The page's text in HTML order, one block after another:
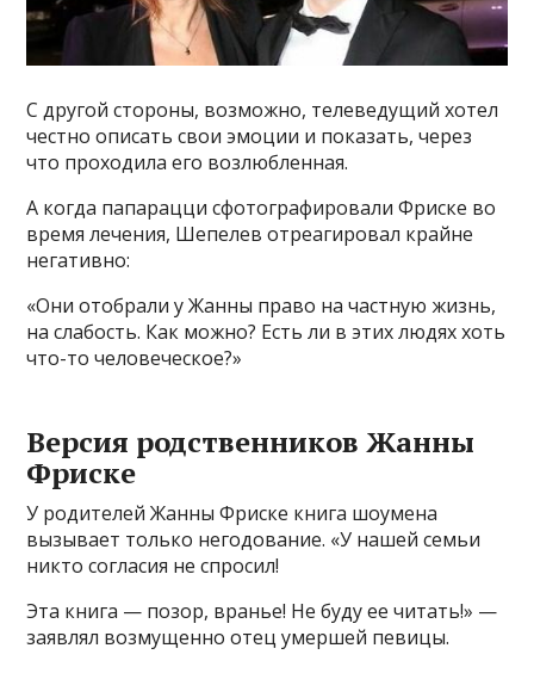
С другой стороны, возможно, телеведущий хотел
честно описать свои эмоции и показать, через
что проходила его возлюбленная.
А когда папарацци сфотографировали Фриске во
время лечения, Шепелев отреагировал крайне
негативно:
«Они отобрали у Жанны право на частную жизнь,
на слабость. Как можно? Есть ли в этих людях хоть
что-то человеческое?»
Версия родственников Жанны
Фриске
У родителей Жанны Фриске книга шоумена
вызывает только негодование. «У нашей семьи
никто согласия не спросил!
Эта книга — позор, вранье! Не буду ее читать!» —
заявлял возмущенно отец умершей певицы.